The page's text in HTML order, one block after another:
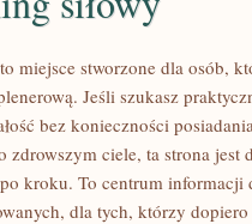
miejsce stworzone dla osób,
Jeśli szukasz
bez konieczności
zdrowszym ciele, ta strona jest
kroku. To centrum informacji
dla tych, którzy